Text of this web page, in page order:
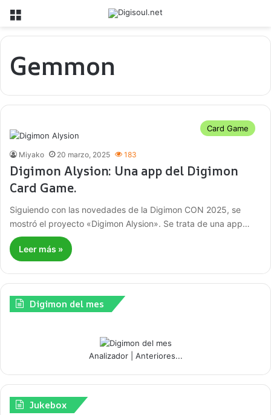
Menú
Gemmon
Card Game
Miyako 20 marzo, 2025 183
Digimon Alysion: Una app del Digimon
Card Game.
Siguiendo con las novedades de la Digimon CON 2025, se
mostró el proyecto «Digimon Alysion». Se trata de una app…
Leer más »
Digimon del mes
Analizador| Anteriores...
Jukebox